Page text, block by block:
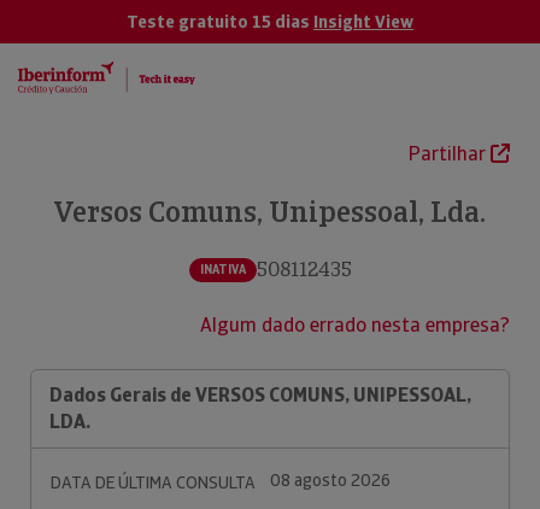
Teste gratuito 15 dias Insight View
Partilhar
Versos Comuns, Unipessoal, Lda.
INATIVA 508112435
Algum dado errado nesta empresa?
Dados Gerais de VERSOS COMUNS, UNIPESSOAL,
LDA.
DATA DE ÚLTIMA CONSULTA
08 agosto 2026